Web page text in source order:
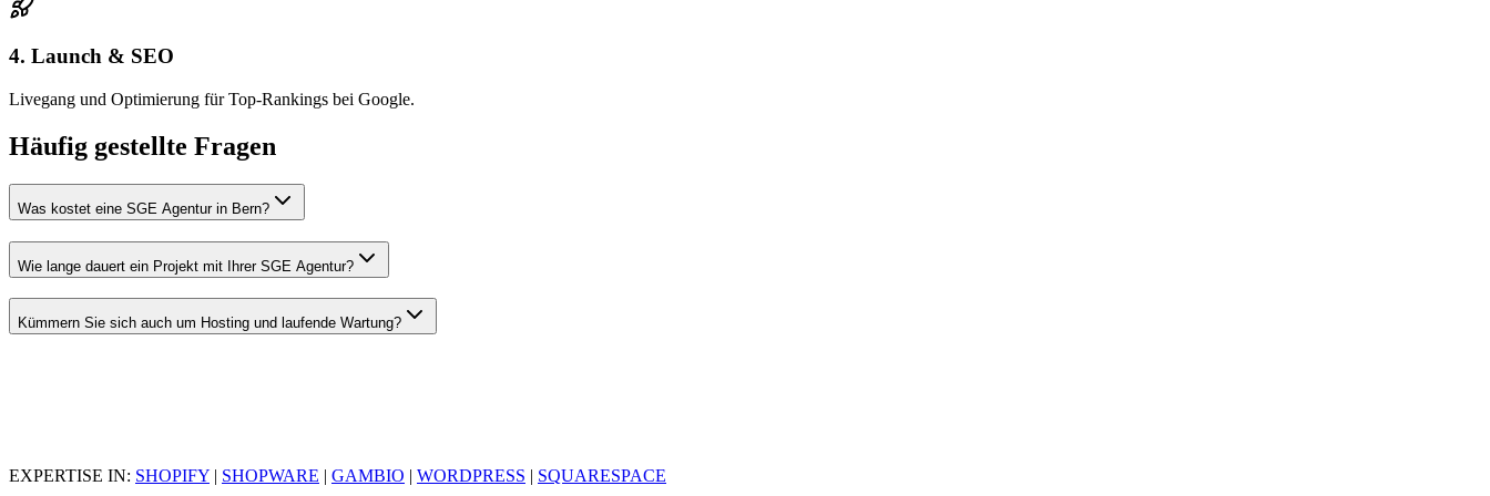
4. Launch & SEO
Livegang und Optimierung für Top-Rankings bei Google.
Häufig gestellte Fragen
Was kostet eine SGE Agentur in Bern?
Wie lange dauert ein Projekt mit Ihrer SGE Agentur?
Kümmern Sie sich auch um Hosting und laufende Wartung?
EXPERTISE IN: SHOPIFY | SHOPWARE | GAMBIO | WORDPRESS | SQUARESPACE